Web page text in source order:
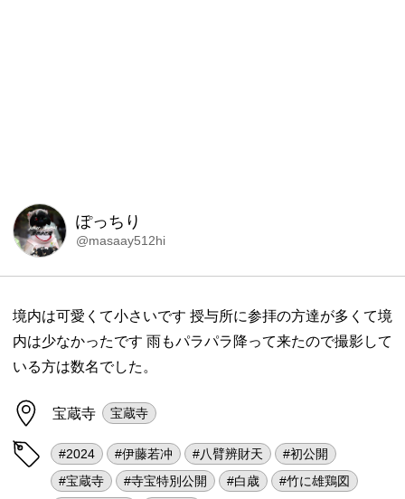
ぽっちり
@masaay512hi
境内は可愛くて小さいです 授与所に参拝の方達が多くて境
内は少なかったです 雨もパラパラ降って来たので撮影して
いる方は数名でした。
宝蔵寺 宝蔵寺
#2024 #伊藤若冲 #八臂辨財天
#初公開
#宝蔵寺
#寺宝特別公開 #白歳
#竹に雄鶏図